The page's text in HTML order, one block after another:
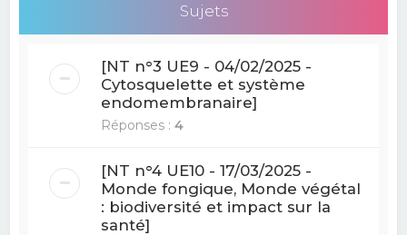
Sujets
[NT n°3 UE9 - 04/02/2025 -
Cytosquelette et système
endomembranaire]
Réponses :4
[NT n°4 UE10 - 17/03/2025 -
Monde fongique, Monde végétal
: biodiversité et impact sur la
santé]